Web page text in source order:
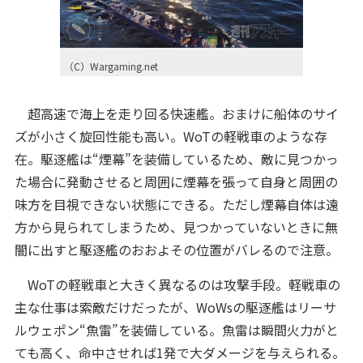
（C）Wargaming.net
超高速で海上を走り回る快速艦。おまけに船体のサイ
ズが小さく旋回性能も高い。WoTの軽戦車のような存
在。駆逐艦は“煙幕”を装備しているため、敵に見つかっ
た場合に発動させると周囲に煙幕を張って自身と周囲の
味方を目視できない状態にできる。ただし煙幕自体は遠
方から見られてしまうため、見つかっていないときに無
闇に出すと駆逐艦のおおよその位置がバレるので注意。
WoTの軽戦車と大きく異なるのは攻撃手段。軽戦車の
主な仕事は索敵だけだったが、WoWsの駆逐艦はリーサ
ルウェポン“魚雷”を装備している。魚雷は瞬間火力がと
ても高く、命中させれば1発で大ダメージを与えられる。